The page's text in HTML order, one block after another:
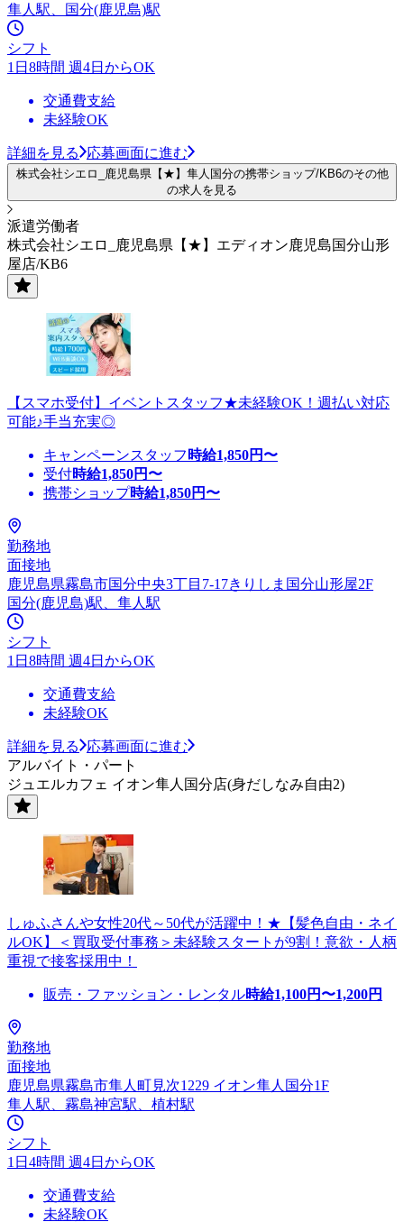
隼人駅、国分(鹿児島)駅
シフト
1日8時間 週4日からOK
交通費支給
未経験OK
詳細を見る 応募画面に進む
株式会社シエロ_鹿児島県【★】隼人国分の携帯ショップ/KB6のその他
の求人を見る
派遣労働者
株式会社シエロ_鹿児島県【★】エディオン鹿児島国分山形
屋店/KB6
【スマホ受付】イベントスタッフ★未経験OK！週払い対応
可能♪手当充実◎
キャンペーンスタッフ 時給1,850円〜
受付時給1,850円〜
携帯ショップ時給1,850円〜
勤務地
面接地
鹿児島県霧島市国分中央3丁目7-17きりしま国分山形屋2F
国分(鹿児島)駅、隼人駅
シフト
1日8時間 週4日からOK
交通費支給
未経験OK
詳細を見る
応募画面に進む
アルバイト・パート
ジュエルカフェ イオン隼人国分店(身だしなみ自由2)
しゅふさんや女性20代～50代が活躍中！★【髪色自由・ネイ
ルOK】＜買取受付事務＞未経験スタートが9割！意欲・人柄
重視で接客採用中！
販売・ファッション・レンタル時給1,100円〜1,200円
勤務地
面接地
鹿児島県霧島市隼人町見次1229 イオン隼人国分1F
隼人駅、霧島神宮駅、植村駅
シフト
1日4時間 週4日からOK
交通費支給
未経験OK